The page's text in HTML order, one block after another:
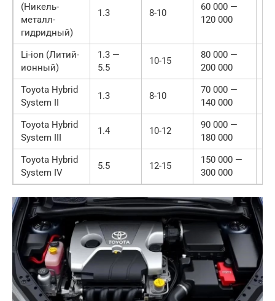
(Никель-
металл-
гидридный)
1.3 8-10
60 000 —
120 000
Li-ion (Литий-
ионный)
1.3 —
5.5
10-15
80 000 —
200 000
Toyota Hybrid
System II
1.3 8-10
70 000 —
140 000
Toyota Hybrid
System III
1.4 10-12
90 000 —
180 000
Toyota Hybrid
System IV
5.5 12-15
150 000 —
300 000